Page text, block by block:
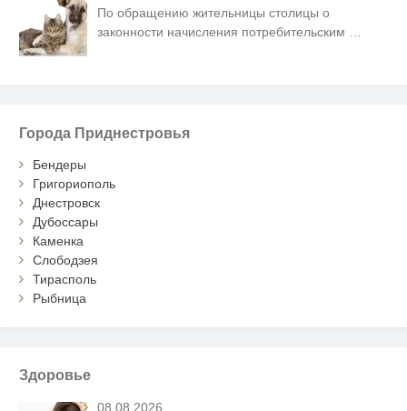
По обращению жительницы столицы о
законности начисления потребительским
Города Приднестровья
Бендеры
Григориополь
Днестровск
Дубоссары
Каменка
Слободзея
Тирасполь
Рыбница
Здоровье
08.08.2026